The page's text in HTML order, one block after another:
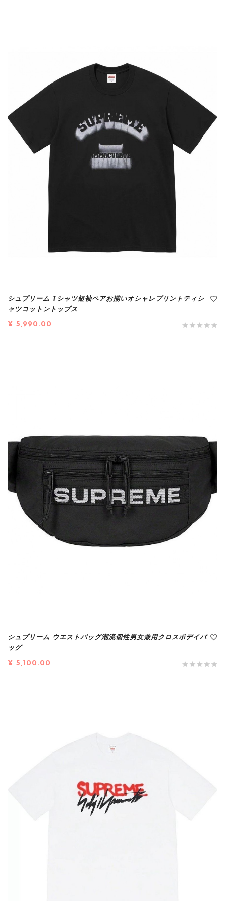
シュプリーム Tシャツ短袖ペアお揃いオシャレプリントティシ
ャツコットントップス
¥ 5,990.00
シュプリーム ウエストバッグ潮流個性男女兼用クロスボデイバ
ッグ
¥ 5,100.00